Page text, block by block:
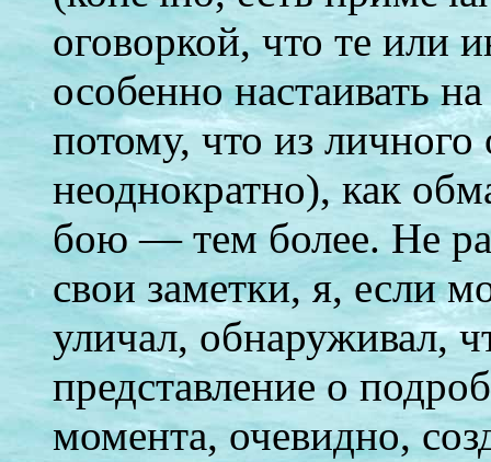
оговоркой, что те или
особенно настаивать
потому, что из
неоднократно), как
бою — тем более. Не
свои заметки, я, если
уличал, обнаруживал,
представление о
момента, очевидно,